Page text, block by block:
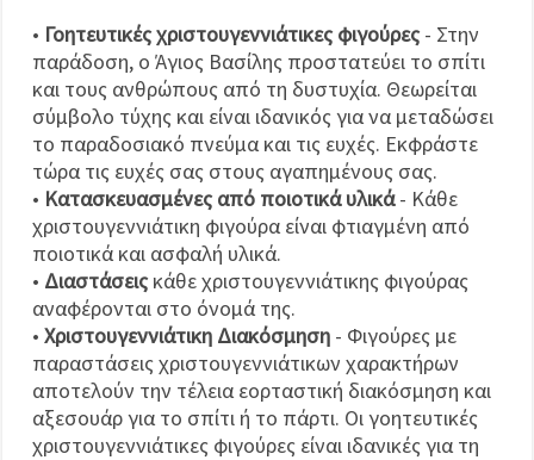
Αποδέχομαι
όλα!
Ρυθμίσεις
• Γοητευτικές χριστουγεννιάτικες φιγούρες- Στην
παράδοση, ο Άγιος Βασίλης προστατεύει το σπίτι
και τους ανθρώπους από τη δυστυχία. Θεωρείται
σύμβολο τύχης και είναι ιδανικός για να μεταδώσει
το παραδοσιακό πνεύμα και τις ευχές. Εκφράστε
τώρα τις ευχές σας στους αγαπημένους σας.
• Κατασκευασμένες από ποιοτικά υλικά- Κάθε
χριστουγεννιάτικη φιγούρα είναι φτιαγμένη από
ποιοτικά και ασφαλή υλικά.
• Διαστάσειςκάθε χριστουγεννιάτικης φιγούρας
αναφέρονται στο όνομά της.
• Χριστουγεννιάτικη Διακόσμηση - Φιγούρες με
παραστάσεις χριστουγεννιάτικων χαρακτήρων
αποτελούν την τέλεια εορταστική διακόσμηση και
αξεσουάρ για το σπίτι ή το πάρτι. Οι γοητευτικές
χριστουγεννιάτικες φιγούρες είναι ιδανικές για τη